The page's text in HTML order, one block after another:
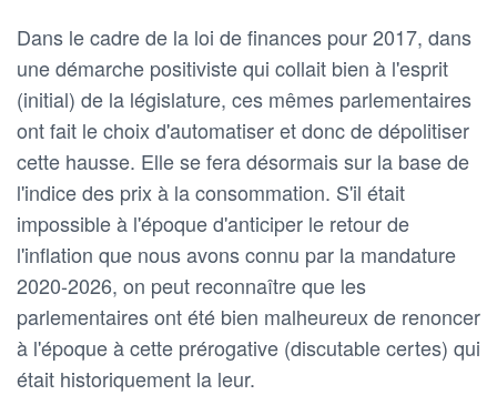
Dans le cadre de la loi de finances pour 2017, dans
une démarche positiviste qui collait bien à l'esprit
(initial) de la législature, ces mêmes parlementaires
ont fait le choix d'automatiser et donc de dépolitiser
cette hausse. Elle se fera désormais sur la base de
l'indice des prix à la consommation. S'il était
impossible à l'époque d'anticiper le retour de
l'inflation que nous avons connu par la mandature
2020-2026, on peut reconnaître que les
parlementaires ont été bien malheureux de renoncer
à l'époque à cette prérogative (discutable certes) qui
était historiquement la leur.